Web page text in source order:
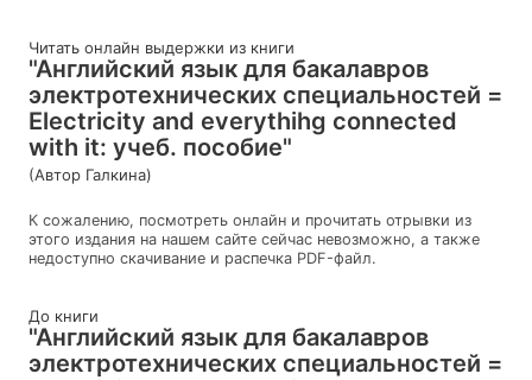
Читать онлайн выдержки из книги
"Английский язык для бакалавров
электротехнических специальностей =
Electricity and everythihg connected
with it: учеб. пособие"
(Автор Галкина)
К сожалению, посмотреть онлайн и прочитать отрывки из
этого издания на нашем сайте сейчас невозможно, а также
недоступно скачивание и распечка PDF-файл.
До книги
"Английский язык для бакалавров
электротехнических специальностей =